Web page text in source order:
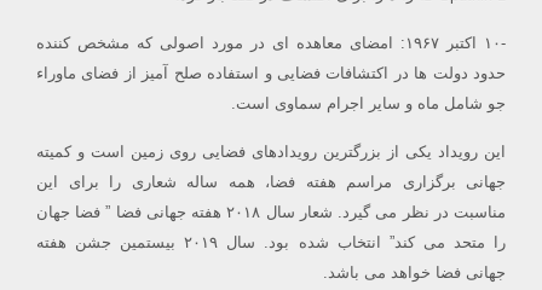
-۱۰ اکتبر ۱۹۶۷: امضای معاهده ای در مورد اصولی که مشخص کننده
حدود دولت ها در اکتشافات فضایی و استفاده صلح آمیز از فضای ماوراء
جو شامل ماه و سایر اجرام سماوی است.
این رویداد یکی از بزرگترین رویدادهای فضایی روی زمین است و کمیته
جهانی برگزاری مراسم هفته فضا، همه ساله شعاری را برای این
مناسبت در نظر می گیرد. شعار سال ۲۰۱۸ هفته جهانی فضا ” فضا جهان
را متحد می کند” انتخاب شده بود. سال ۲۰۱۹ بیستمین جشن هفته
جهانی فضا خواهد می باشد.